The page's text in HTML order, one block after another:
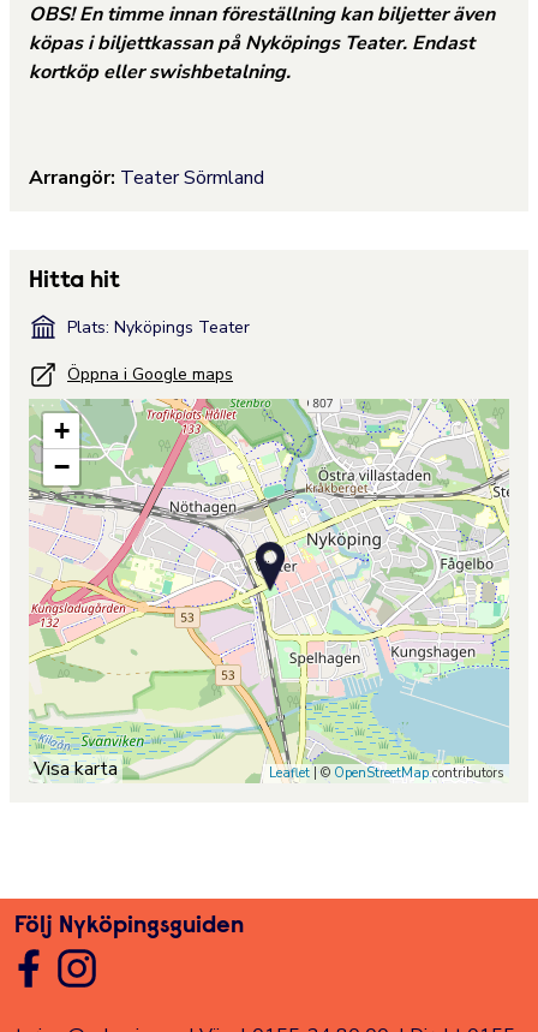
OBS! En timme innan föreställning kan biljetter även
köpas i biljettkassan på Nyköpings Teater. Endast
kortköp eller swishbetalning.
Arrangör: Teater Sörmland
Hitta hit
Plats: Nyköpings Teater
Öppna i Google maps
+
−
Leaflet | © OpenStreetMapcontributors
Visa karta
Följ Nyköpingsguiden